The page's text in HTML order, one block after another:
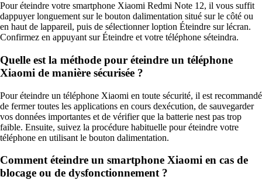
Pour éteindre votre smartphone Xiaomi Redmi Note 12, il vous suffit
dappuyer longuement sur le bouton dalimentation situé sur le côté ou
en haut de lappareil, puis de sélectionner loption Éteindre sur lécran.
Confirmez en appuyant sur Éteindre et votre téléphone séteindra.
Quelle est la méthode pour éteindre un téléphone
Xiaomi de manière sécurisée ?
Pour éteindre un téléphone Xiaomi en toute sécurité, il est recommandé
de fermer toutes les applications en cours dexécution, de sauvegarder
vos données importantes et de vérifier que la batterie nest pas trop
faible. Ensuite, suivez la procédure habituelle pour éteindre votre
téléphone en utilisant le bouton dalimentation.
Comment éteindre un smartphone Xiaomi en cas de
blocage ou de dysfonctionnement ?